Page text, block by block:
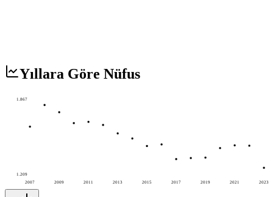
Yıllara Göre Nüfus
2007 2009 2011 2013 2015 2017 2019 2021 2023
1.867
1.209